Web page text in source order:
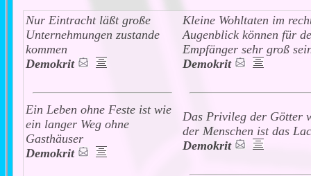
Nur Eintracht läßt große
Unternehmungen zustande
kommen
Demokrit
Kleine Wohltaten im
Augenblick können für
Empfänger sehr groß
Demokrit
Ein Leben ohne Feste ist wie
ein langer Weg ohne
Gasthäuser
Demokrit
Das Privileg der Götter
der Menschen ist das
Demokrit